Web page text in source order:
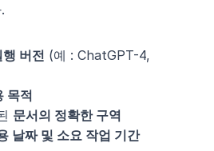
버전 (예 : ChatGPT-4,
목적
문서의 정확한 구역
날짜 및 소요 작업 기간